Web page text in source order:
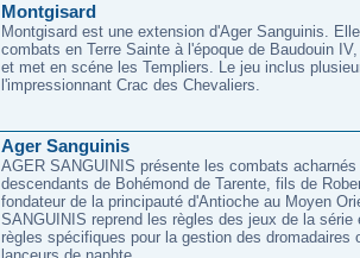
Montgisard
Montgisard est une extension d'Ager Sanguinis.
combats en Terre Sainte à l'époque de Baudouin
et met en scéne les Templiers. Le jeu inclus
l'impressionnant Crac des Chevaliers.
Ager Sanguinis
AGER SANGUINIS présente les combats acharnés
descendants de Bohémond de Tarente, fils de
fondateur de la principauté d'Antioche au Moyen
SANGUINIS reprend les règles des jeux de la série
règles spécifiques pour la gestion des dromadaires